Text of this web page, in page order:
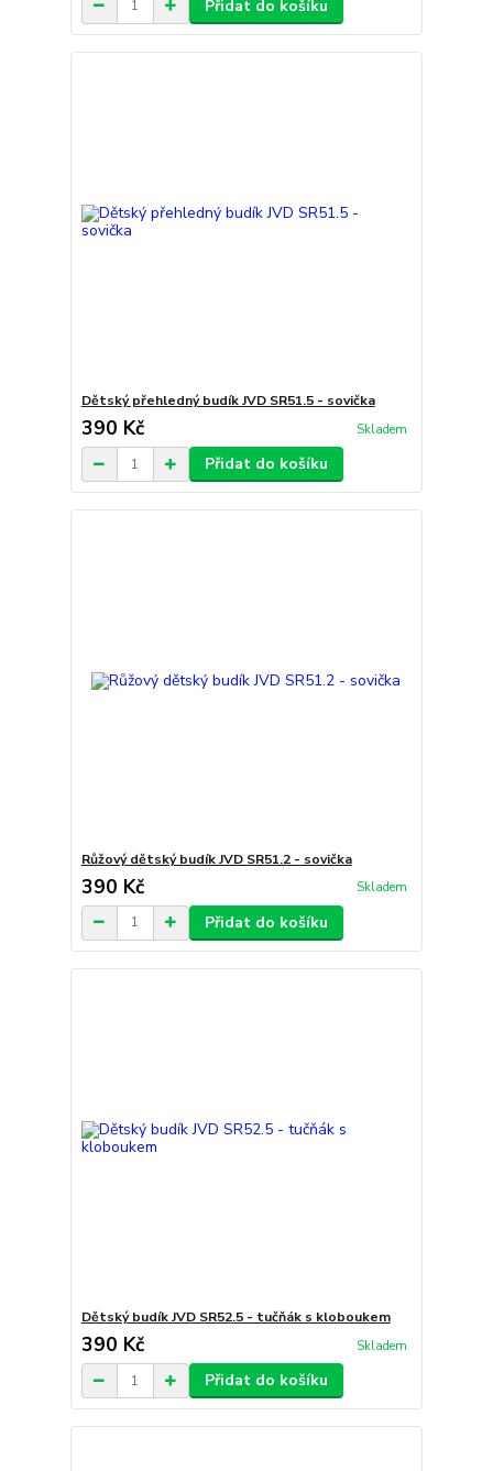
Přidat do košíku
Dětský přehledný budík JVD SR51.5 - sovička
390 Kč Skladem
Přidat do košíku
Růžový dětský budík JVD SR51.2 - sovička
390 Kč Skladem
Přidat do košíku
Dětský budík JVD SR52.5 - tučňák s kloboukem
390 Kč Skladem
Přidat do košíku